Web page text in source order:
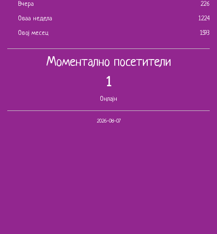
Вчера
226
Оваа недела
1224
Овој месец
1593
Моментално посетители
1
Онлајн
2026-08-07